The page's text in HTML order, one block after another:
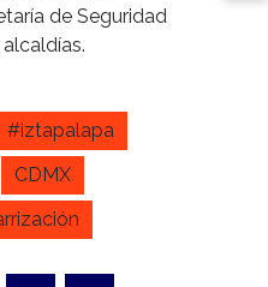
de Seguridad
#iztapalapa
CDMX